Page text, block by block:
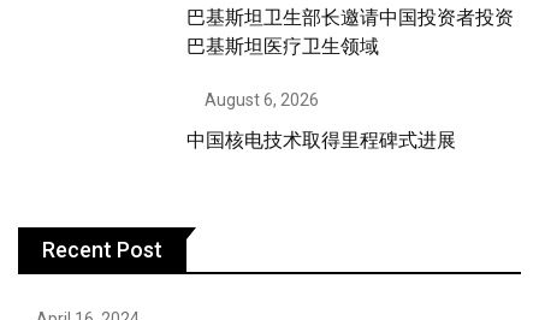
巴基斯坦卫生部长邀请中国投资者投资
巴基斯坦医疗卫生领域
August 6, 2026
中国核电技术取得里程碑式进展
Recent Post